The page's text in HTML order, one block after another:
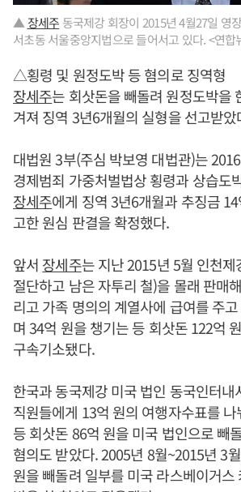
▲ 장세주 동국제강 회장이 2015년 4월27일 영
서초동 서울중앙지법으로 들어서고 있다. <연합
△횡령 및 원정도박 등 혐의로 징역형
장세주는 회삿돈을 빼돌려 원정도박을
겨져 징역 3년6개월의 실형을 선고받았
대법원 3부(주심 박보영 대법관)는
경제범죄 가중처벌법상 횡령과 상습도
장세주에게 징역 3년6개월과 추징금
고한 원심 판결을 확정했다.
앞서 장세주는 지난 2015년 5월 인천
절단하고 남은 자투리 철)을 몰래 판매
리고 가족 명의의 계열사에 급여를 주
며 34억 원을 챙기는 등 회삿돈 122억
구속기소됐다.
한국과 동국제강 미국 법인 동국인터내
직원들에게 13억 원의 여행자수표를
등 회삿돈 86억 원을 미국 법인으로 빼
혐의도 받았다. 2005년 8월~2015년 3
원을 빼돌려 일부를 미국 라스베이거스